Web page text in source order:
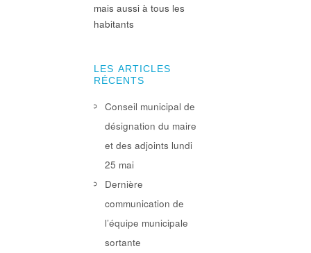
mais aussi à tous les
habitants
LES ARTICLES
RÉCENTS
Conseil municipal de
désignation du maire
et des adjoints lundi
25 mai
Dernière
communication de
l’équipe municipale
sortante